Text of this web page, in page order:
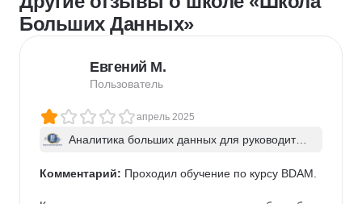
Больших Данных»
Евгений М.
Пользователь
апрель 2025
Аналитика больших данных для руководител
Комментарий: Проходил обучение по курсу BDAM.